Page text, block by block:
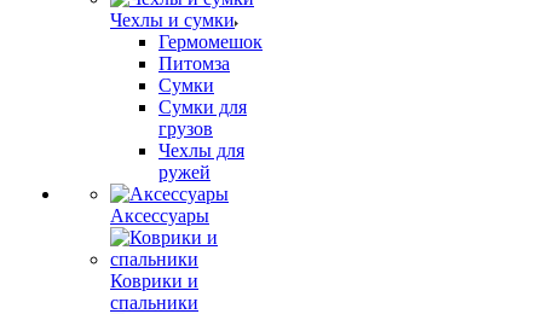
Чехлы и сумки
Гермомешок
Питомза
Сумки
Сумки для
грузов
Чехлы для
ружей
Аксессуары
Коврики и
спальники